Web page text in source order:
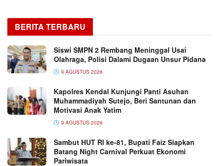
BERITA TERBARU
Siswi SMPN 2 Rembang Meninggal Usai
Olahraga, Polisi Dalami Dugaan Unsur Pidana
9 AGUSTUS 2026
Kapolres Kendal Kunjungi Panti Asuhan
Muhammadiyah Sutejo, Beri Santunan dan
Motivasi Anak Yatim
9 AGUSTUS 2026
Sambut HUT RI ke-81, Bupati Faiz Siapkan
Batang Night Carnival Perkuat Ekonomi
Pariwisata